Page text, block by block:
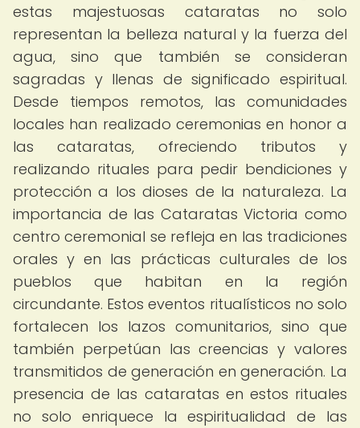
estas majestuosas cataratas no solo
representan la belleza natural y la fuerza del
agua, sino que también se consideran
sagradas y llenas de significado espiritual.
Desde tiempos remotos, las comunidades
locales han realizado ceremonias en honor a
las cataratas, ofreciendo tributos y
realizando rituales para pedir bendiciones y
protección a los dioses de la naturaleza. La
importancia de las Cataratas Victoria como
centro ceremonial se refleja en las tradiciones
orales y en las prácticas culturales de los
pueblos que habitan en la región
circundante. Estos eventos ritualísticos no solo
fortalecen los lazos comunitarios, sino que
también perpetúan las creencias y valores
transmitidos de generación en generación. La
presencia de las cataratas en estos rituales
no solo enriquece la espiritualidad de las